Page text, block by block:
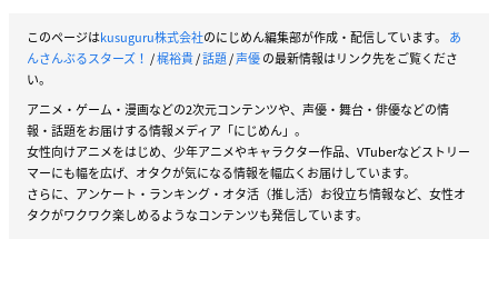
このページはkusuguru株式会社のにじめん編集部が作成・配信しています。 あ
んさんぶるスターズ！ /梶裕貴/話題/声優の最新情報はリンク先をご覧くださ
い。
アニメ・ゲーム・漫画などの2次元コンテンツや、声優・舞台・俳優などの情
報・話題をお届けする情報メディア「にじめん」。
女性向けアニメをはじめ、少年アニメやキャラクター作品、VTuberなどストリー
マーにも幅を広げ、オタクが気になる情報を幅広くお届けしています。
さらに、アンケート・ランキング・オタ活（推し活）お役立ち情報など、女性オ
タクがワクワク楽しめるようなコンテンツも発信しています。